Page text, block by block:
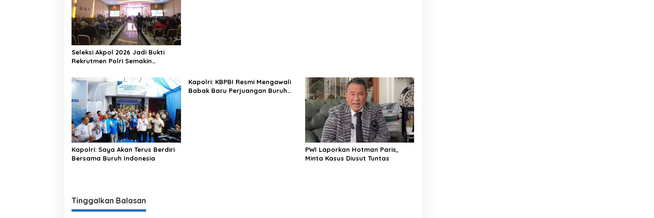
Seleksi Akpol 2026 Jadi Bukti
Rekrutmen Polri Semakin
Kapolri: Saya Akan Terus Berdiri
Bersama Buruh Indonesia
Kapolri: KBPBI Resmi Mengawali
Babak Baru Perjuangan Buruh
PWI Laporkan Hotman Paris,
Minta Kasus Diusut Tuntas
Tinggalkan Balasan